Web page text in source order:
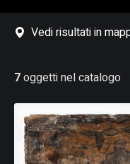
Vedi risultati in
7oggetti nel catalogo